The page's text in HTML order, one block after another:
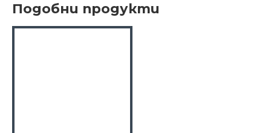
Подобни продукти